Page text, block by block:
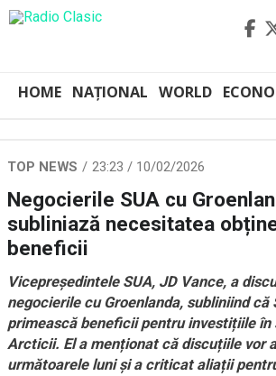
HOME NAȚIONAL WORLD
TOP NEWS 23:23 / 10/02/2026
Negocierile SUA cu
subliniază necesitatea
beneficii
Vicepreședintele SUA, JD Vance, a
negocierile cu Groenlanda, subliniind că
primească beneficii pentru investițiile în
Arcticii. El a menționat că discuțiile vor
următoarele luni și a criticat aliații